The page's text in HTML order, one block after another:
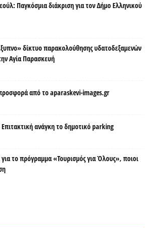
Παγκόσμια διάκριση για τον Δήμο Ελληνικού
δίκτυο παρακολούθησης υδατοδεξαμενών
Αγία Παρασκευή
προσφορά από το aparaskevi-images.gr
ανάγκη το δημοτικό parking
το πρόγραμμα «Τουρισμός για Όλους», ποιοι